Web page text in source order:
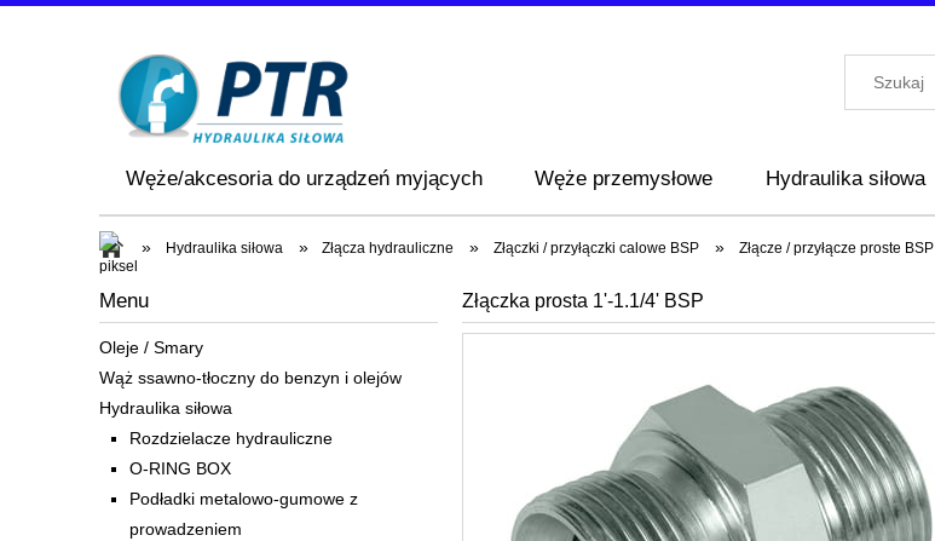
Węże/akcesoria do urządzeń myjących Węże przemysłowe Hydraulika siłowa
» Hydraulika siłowa » Złącza hydrauliczne » Złączki / przyłączki calowe BSP » Złącze / przyłącze proste BSP
Menu
Oleje / Smary
Wąż ssawno-tłoczny do benzyn i olejów
Hydraulika siłowa
Rozdzielacze hydrauliczne
O-RING BOX
Podładki metalowo-gumowe z
prowadzeniem
Złączka prosta 1'-1.1/4' BSP